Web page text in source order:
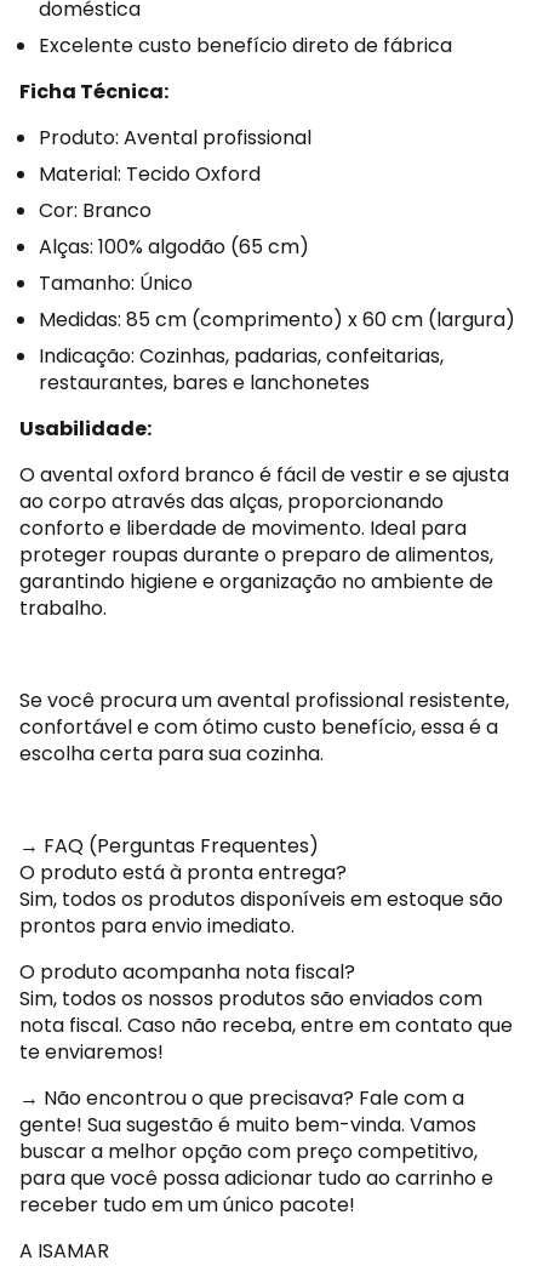
doméstica
Excelente custo benefício direto de fábrica
Ficha Técnica:
Produto: Avental profissional
Material: Tecido Oxford
Cor: Branco
Alças: 100% algodão (65 cm)
Tamanho: Único
Medidas: 85 cm (comprimento) x 60 cm (largura)
Indicação: Cozinhas, padarias, confeitarias,
restaurantes, bares e lanchonetes
Usabilidade:
O avental oxford branco é fácil de vestir e se ajusta
ao corpo através das alças, proporcionando
conforto e liberdade de movimento. Ideal para
proteger roupas durante o preparo de alimentos,
garantindo higiene e organização no ambiente de
trabalho.
Se você procura um avental profissional resistente,
confortável e com ótimo custo benefício, essa é a
escolha certa para sua cozinha.
→ FAQ (Perguntas Frequentes)
O produto está à pronta entrega?
Sim, todos os produtos disponíveis em estoque são
prontos para envio imediato.
O produto acompanha nota fiscal?
Sim, todos os nossos produtos são enviados com
nota fiscal. Caso não receba, entre em contato que
te enviaremos!
→ Não encontrou o que precisava? Fale com a
gente! Sua sugestão é muito bem-vinda. Vamos
buscar a melhor opção com preço competitivo,
para que você possa adicionar tudo ao carrinho e
receber tudo em um único pacote!
A ISAMAR